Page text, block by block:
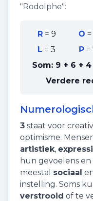
"Rodolphe":
R= 9 O
L =3 P =
Som: 9 + 6 + 4
Verdere
3 staat voor
optimisme.
artistiek,
hun gevoelens
meestal sociaal
instelling. Soms
verstrooid of te